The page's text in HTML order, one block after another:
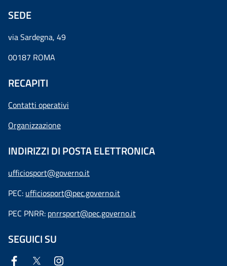
SEDE
via Sardegna, 49
00187 ROMA
RECAPITI
Contatti operativi
Organizzazione
INDIRIZZI DI POSTA ELETTRONICA
ufficiosport@governo.it
PEC: ufficiosport@pec.governo.it
PEC PNRR: pnrrsport@pec.governo.it
SEGUICI SU